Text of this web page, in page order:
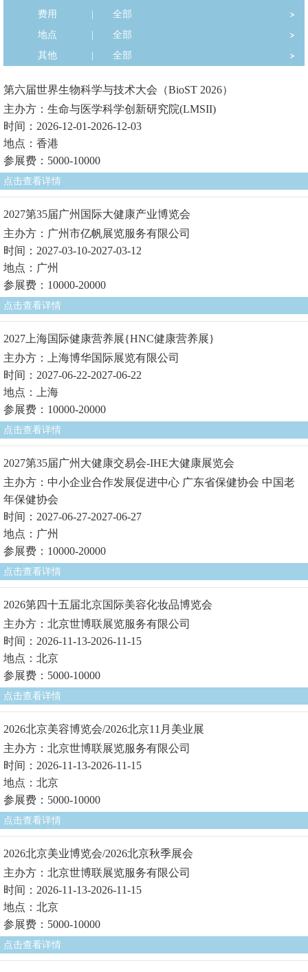
费用
全部
地点
全部
其他
全部
第六届世界生物科学与技术大会（BioST 2026）
主办方：生命与医学科学创新研究院(LMSII)
时间：2026-12-01-2026-12-03
地点：香港
参展费：5000-10000
点击查看详情
2027第35届广州国际大健康产业博览会
主办方：广州市亿帆展览服务有限公司
时间：2027-03-10-2027-03-12
地点：广州
参展费：10000-20000
点击查看详情
2027上海国际健康营养展{HNC健康营养展}
主办方：上海博华国际展览有限公司
时间：2027-06-22-2027-06-22
地点：上海
参展费：10000-20000
点击查看详情
2027第35届广州大健康交易会-IHE大健康展览会
主办方：中小企业合作发展促进中心 广东省保健协会 中国老
年保健协会
时间：2027-06-27-2027-06-27
地点：广州
参展费：10000-20000
点击查看详情
2026第四十五届北京国际美容化妆品博览会
主办方：北京世博联展览服务有限公司
时间：2026-11-13-2026-11-15
地点：北京
参展费：5000-10000
点击查看详情
2026北京美容博览会/2026北京11月美业展
主办方：北京世博联展览服务有限公司
时间：2026-11-13-2026-11-15
地点：北京
参展费：5000-10000
点击查看详情
2026北京美业博览会/2026北京秋季展会
主办方：北京世博联展览服务有限公司
时间：2026-11-13-2026-11-15
地点：北京
参展费：5000-10000
点击查看详情